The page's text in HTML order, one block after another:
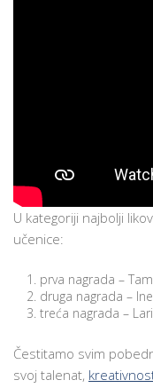
U kategoriji najbolji
učenice:
prva nagrada –
druga nagrada –
treća nagrada –
Čestitamo svim
svoj talenat,